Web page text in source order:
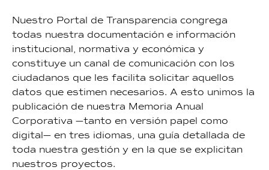
Nuestro Portal de Transparencia congrega
todas nuestra documentación e información
institucional, normativa y económica y
constituye un canal de comunicación con los
ciudadanos que les facilita solicitar aquellos
datos que estimen necesarios. A esto unimos la
publicación de nuestra Memoria Anual
Corporativa —tanto en versión papel como
digital— en tres idiomas, una guía detallada de
toda nuestra gestión y en la que se explicitan
nuestros proyectos.